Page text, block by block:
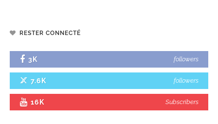
RESTER CONNECTÉ
3K followers
7.6K followers
16K Subscribers